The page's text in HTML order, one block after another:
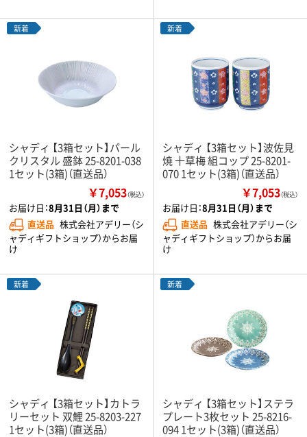
新着
シャディ 【3箱セット】パール
クリスタル 盛鉢 25-8201-038
1セット(3箱)（直送品）
￥7,053（税込）
お届け日：8月31日（月）まで
直送品 株式会社アデリー（シ
ャディギフトショップ）からお届
け
新着
シャディ 【3箱セット】波佐見
焼 十草梅 組コップ 25-8201-
070 1セット(3箱)（直送品）
￥7,053（税込）
お届け日：8月31日（月）まで
直送品 株式会社アデリー（シ
ャディギフトショップ）からお届
け
新着
シャディ 【3箱セット】カトラ
リーセット 双鯉 25-8203-227
1セット(3箱)（直送品）
新着
シャディ 【3箱セット】ステラ
プレート3枚セット 25-8216-
094 1セット(3箱)（直送品）